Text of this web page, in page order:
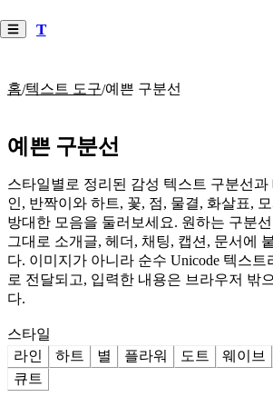
T
홈/텍스트 도구/예쁜 구분선
예쁜 구분선
스타일별로 정리된 감성 텍스트 구분선
인, 반짝이와 하트, 꽃, 점, 물결, 화살표,
방대한 모음을 둘러보세요. 원하는 구분
그대로 소개글, 헤더, 채팅, 캡션, 문서에
다. 이미지가 아니라 순수 Unicode 텍스트
로 전달되고, 입력한 내용은 브라우저 밖
다.
스타일
라인 하트 별 플라워 도트 웨이브
큐트